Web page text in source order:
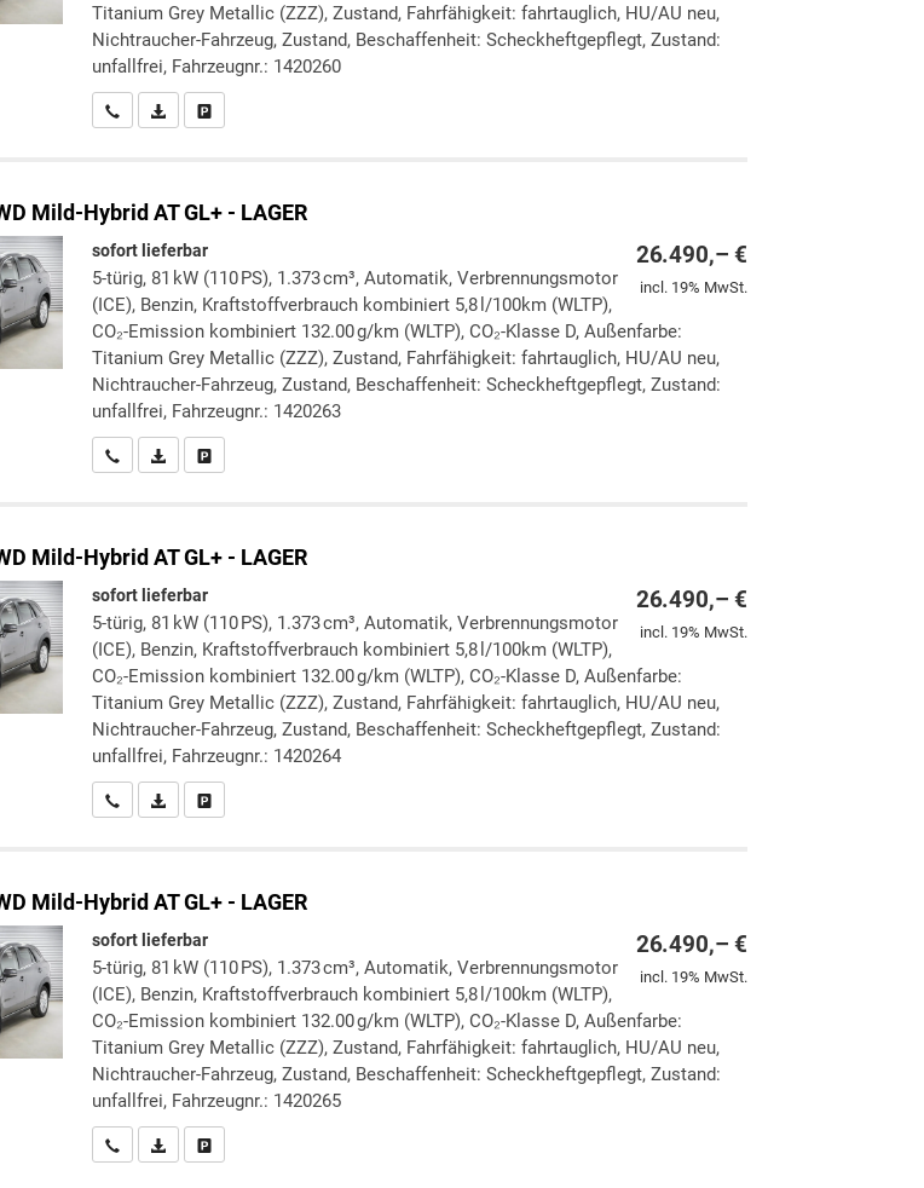
Titanium Grey Metallic (ZZZ), Zustand, Fahrfähigkeit: fahrtauglich, HU/AU neu,
Nichtraucher-Fahrzeug, Zustand, Beschaffenheit: Scheckheftgepflegt, Zustand:
unfallfrei, Fahrzeugnr.: 1420260
Wir rufen Sie an
PDF-Datei, Fahrzeugexposé drucken
Drucken, parken oder vergleichen
Mild-Hybrid AT GL+ - LAGER
26.490,– €
incl. 19% MwSt.
sofort lieferbar
5-türig, 81 kW (110 PS), 1.373 cm³, Automatik, Verbrennungsmotor
(ICE), Benzin, Kraftstoffverbrauch kombiniert 5,8 l/100km (WLTP),
CO₂-Emission kombiniert 132.00 g/km (WLTP), CO₂-Klasse D, Außenfarbe:
Titanium Grey Metallic (ZZZ), Zustand, Fahrfähigkeit: fahrtauglich, HU/AU neu,
Nichtraucher-Fahrzeug, Zustand, Beschaffenheit: Scheckheftgepflegt, Zustand:
unfallfrei, Fahrzeugnr.: 1420263
Wir rufen Sie an
PDF-Datei, Fahrzeugexposé drucken
Drucken, parken oder vergleichen
Mild-Hybrid AT GL+ - LAGER
26.490,– €
incl. 19% MwSt.
sofort lieferbar
5-türig, 81 kW (110 PS), 1.373 cm³, Automatik, Verbrennungsmotor
(ICE), Benzin, Kraftstoffverbrauch kombiniert 5,8 l/100km (WLTP),
CO₂-Emission kombiniert 132.00 g/km (WLTP), CO₂-Klasse D, Außenfarbe:
Titanium Grey Metallic (ZZZ), Zustand, Fahrfähigkeit: fahrtauglich, HU/AU neu,
Nichtraucher-Fahrzeug, Zustand, Beschaffenheit: Scheckheftgepflegt, Zustand:
unfallfrei, Fahrzeugnr.: 1420264
Wir rufen Sie an
PDF-Datei, Fahrzeugexposé drucken
Drucken, parken oder vergleichen
Mild-Hybrid AT GL+ - LAGER
26.490,– €
incl. 19% MwSt.
sofort lieferbar
5-türig, 81 kW (110 PS), 1.373 cm³, Automatik, Verbrennungsmotor
(ICE), Benzin, Kraftstoffverbrauch kombiniert 5,8 l/100km (WLTP),
CO₂-Emission kombiniert 132.00 g/km (WLTP), CO₂-Klasse D, Außenfarbe:
Titanium Grey Metallic (ZZZ), Zustand, Fahrfähigkeit: fahrtauglich, HU/AU neu,
Nichtraucher-Fahrzeug, Zustand, Beschaffenheit: Scheckheftgepflegt, Zustand:
unfallfrei, Fahrzeugnr.: 1420265
Wir rufen Sie an
PDF-Datei, Fahrzeugexposé drucken
Drucken, parken oder vergleichen